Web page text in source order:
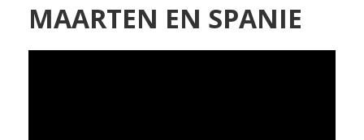
MAARTEN EN SPANIE